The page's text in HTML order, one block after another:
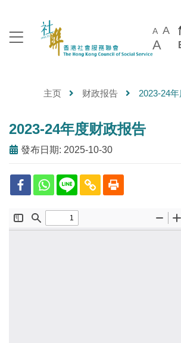
A A
A
主页 财政报告 2023-24
2023-24年度财政报告
發布日期: 2025-10-30